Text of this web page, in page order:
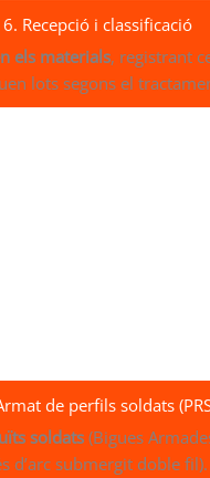
6. Recepció i classificació
els materials, registrant
lots segons el
de perfils soldats
soldats (Bigues
d’arc submergit doble